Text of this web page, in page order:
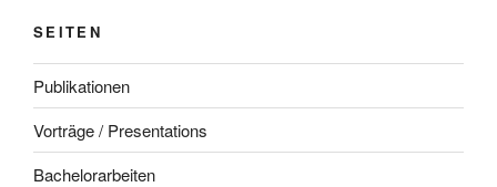
SEITEN
Publikationen
Vorträge / Presentations
Bachelorarbeiten